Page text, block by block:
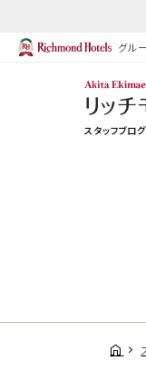
グル
スタッフブロ